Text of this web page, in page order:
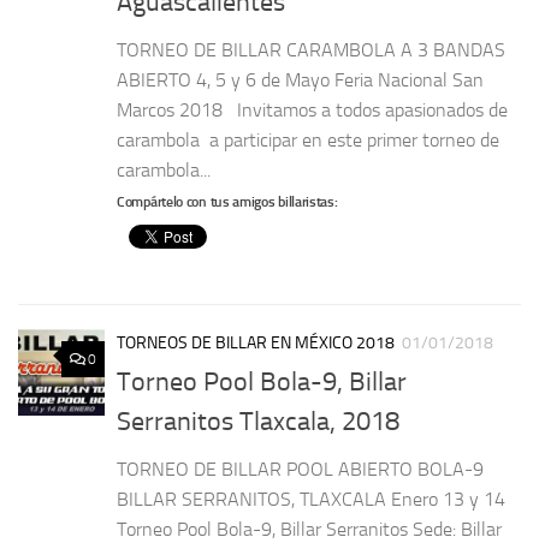
TORNEO DE BILLAR CARAMBOLA A 3 BANDAS
ABIERTO 4, 5 y 6 de Mayo Feria Nacional San
Marcos 2018 Invitamos a todos apasionados de
carambola a participar en este primer torneo de
carambola...
Compártelo con tus amigos billaristas:
0
TORNEOS DE BILLAR EN MÉXICO 2018 01/01/2018
Torneo Pool Bola-9, Billar
Serranitos Tlaxcala, 2018
TORNEO DE BILLAR POOL ABIERTO BOLA-9
BILLAR SERRANITOS, TLAXCALA Enero 13 y 14
Torneo Pool Bola-9, Billar Serranitos Sede: Billar